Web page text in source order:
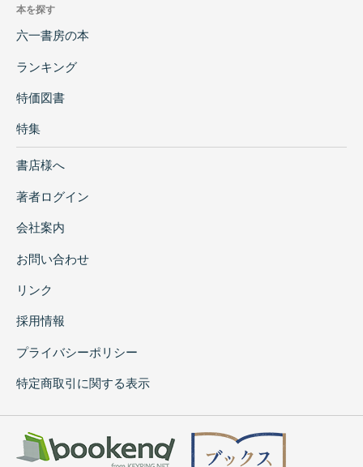
本を探す
六一書房の本
ランキング
特価図書
特集
書店様へ
著者ログイン
会社案内
お問い合わせ
リンク
採用情報
プライバシーポリシー
特定商取引に関する表示